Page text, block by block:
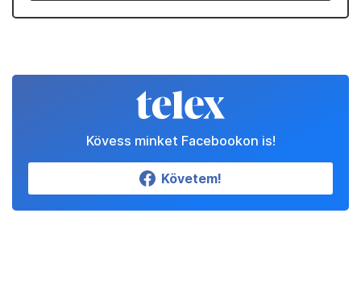
Kövess minket Facebookon is!
Követem!